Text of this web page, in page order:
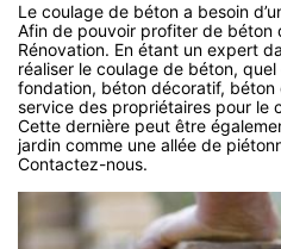
Le coulage de béton a besoin
Afin de pouvoir profiter de béton
Rénovation. En étant un expert
réaliser le coulage de béton,
fondation, béton décoratif, béton
service des propriétaires pour le
Cette dernière peut être
jardin comme une allée de
Contactez-nous.